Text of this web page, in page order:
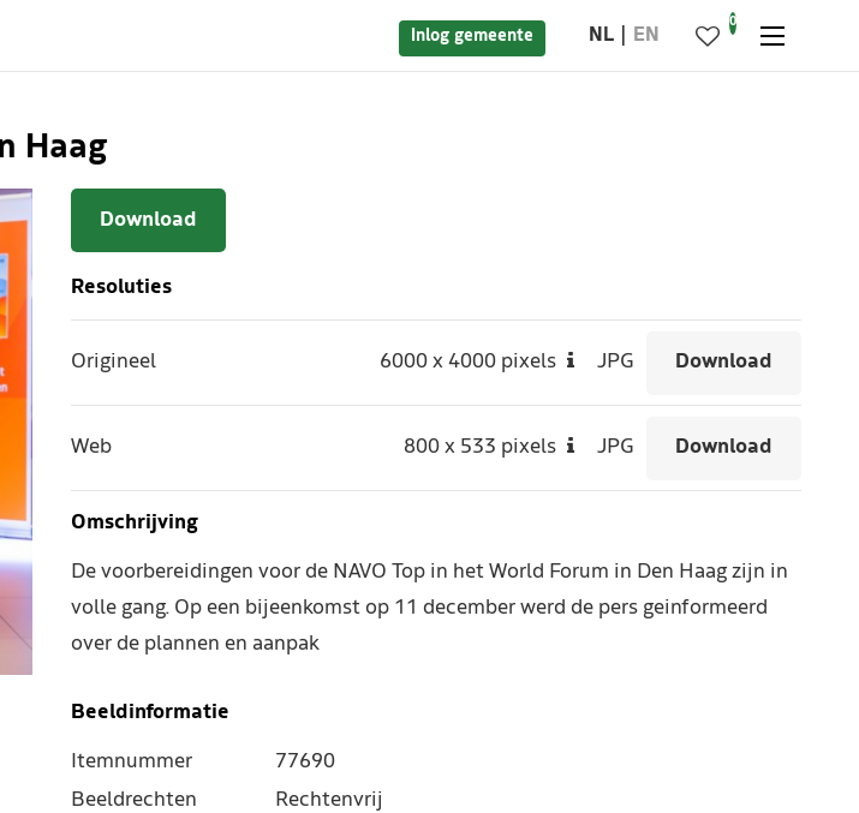
Inlog gemeente NL EN
0
Haag
Download
Resoluties
Origineel 6000x 4000 pixels JPG Download
Web 800x 533 pixels JPG Download
Omschrijving
De voorbereidingen voor de NAVO Top in het World Forum in Den Haag zijn in
volle gang. Op een bijeenkomst op 11 december werd de pers geinformeerd
over de plannen en aanpak
Beeldinformatie
Itemnummer
77690
Beeldrechten
Rechtenvrij